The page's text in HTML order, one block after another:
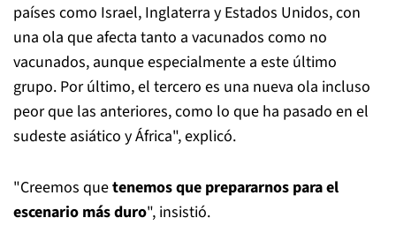
países como Israel, Inglaterra y Estados Unidos, con
una ola que afecta tanto a vacunados como no
vacunados, aunque especialmente a este último
grupo. Por último, el tercero es una nueva ola incluso
peor que las anteriores, como lo que ha pasado en el
sudeste asiático y África", explicó.
"Creemos quetenemos que prepararnos para el
escenario más duro", insistió.